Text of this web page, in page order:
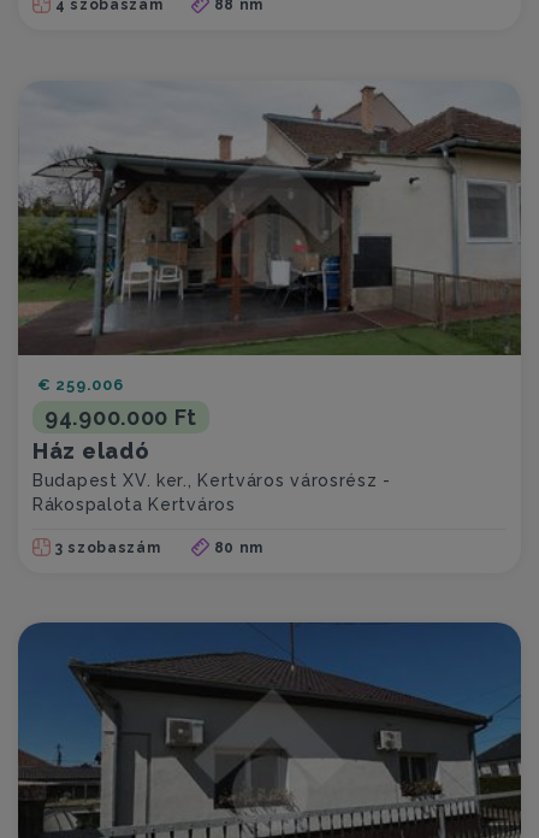
4 szobaszám 88 nm
94.900.000 Ft
€ 259.006
Ház eladó
Budapest XV. ker., Kertváros városrész -
Rákospalota Kertváros
3 szobaszám 80 nm